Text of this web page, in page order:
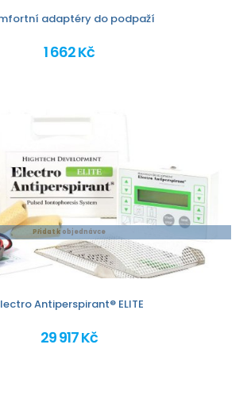
adaptéry do podpaží
1 662 Kč
Přidat k objednávce
Antiperspirant® ELITE
29 917 Kč